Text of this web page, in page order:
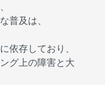
普及は、
依存しており、
グ上の障害と大